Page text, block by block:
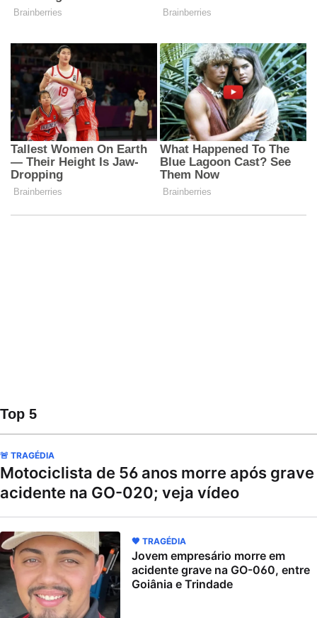
Top 5
🚨 TRAGÉDIA
Motociclista de 56 anos morre após grave
acidente na GO-020; veja vídeo
🖤 TRAGÉDIA
Jovem empresário morre em
acidente grave na GO-060, entre
Goiânia e Trindade